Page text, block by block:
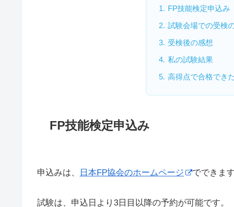
FP技能検定申込み
試験会場での受検
受検後の感想
私の試験結果
高得点で合格でき
FP技能検定申込み
申込みは、 日本FP協会のホームページ でできます
試験は、申込日より3日目以降の予約が可能です。